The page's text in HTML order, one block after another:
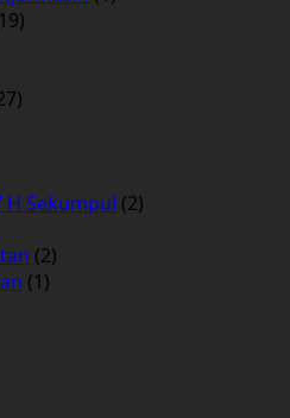
H Sekumpul (2)
(2)
(1)